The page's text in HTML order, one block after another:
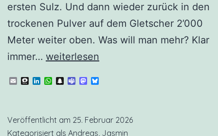
ersten Sulz. Und dann wieder zurück in den
trockenen Pulver auf dem Gletscher 2’000
Meter weiter oben. Was will man mehr? Klar
immer… Zermatters
weiterlesen
EmailThreema
LinkedIn
WhatsApp
Snapchat
TeamsMastodon
Veröffentlicht am 25. Februar 2026
Kategorisiert als Andreas Jasmin